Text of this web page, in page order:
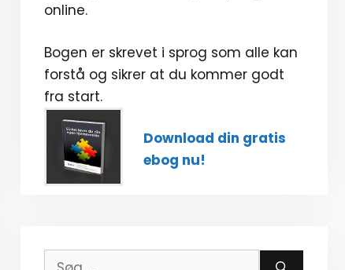
online.
Bogen er skrevet i sprog som alle kan
forstå og sikrer at du kommer godt
fra start.
Download din gratis
ebog nu!
Søg